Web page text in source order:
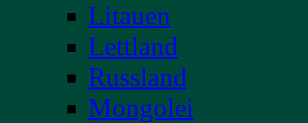
Litauen
Lettland
Russland
Mongolei